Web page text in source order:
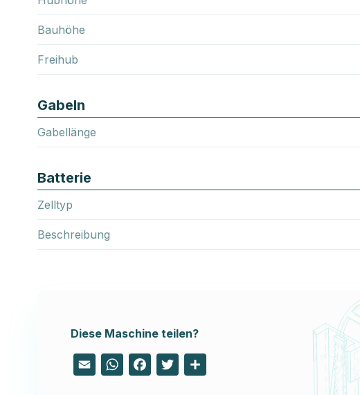
Bauhöhe
Freihub
Gabeln
Gabellänge
Batterie
Zelltyp
Beschreibung
Diese Maschine teilen?
Email WhatsApp
FacebookTwitter